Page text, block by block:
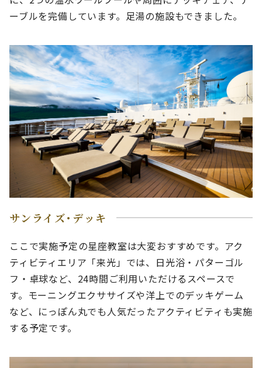
ーブルを完備しています。足湯の施設もできました。
サンライズ･デッキ
ここで実施予定の星座教室は大変おすすめです。アク
ティビティエリア「来光」では、日光浴・パターゴル
フ・卓球など、24時間ご利用いただけるスペースで
す。モーニングエクササイズや洋上でのデッキゲーム
など、にっぽん丸でも人気だったアクティビティも実施
する予定です。